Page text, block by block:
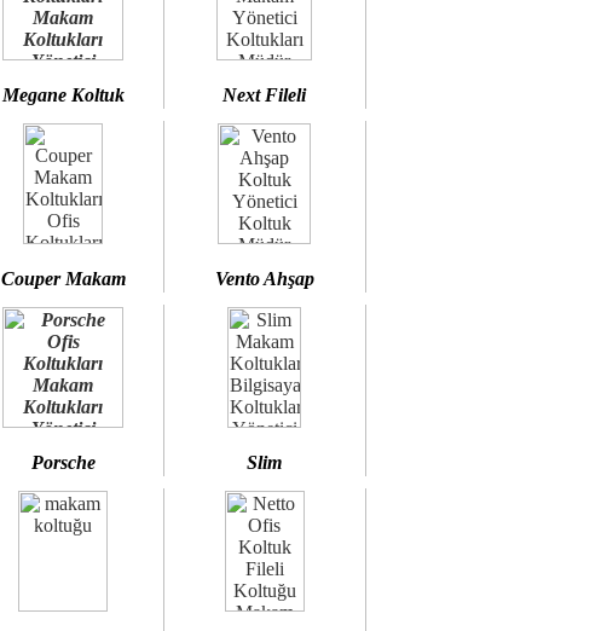
Megane Koltuk Next Fileli
Couper Makam Vento Ahşap
Porsche Slim